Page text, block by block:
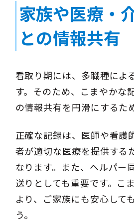
家族や医療・
との情報共有
看取り期には、多職種によ
す。そのため、こまやかな
の情報共有を円滑にするた
正確な記録は、医師や看護
者が適切な医療を提供する
なります。また、ヘルパー
送りとしても重要です。こ
より、ご家族にも安心して
う。